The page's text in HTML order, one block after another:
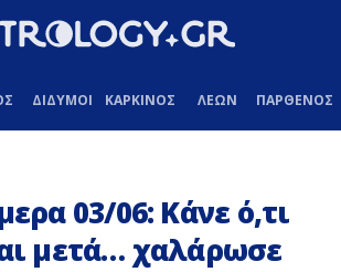
ΔΙΔΥΜΟΙ ΚΑΡΚΙΝΟΣ ΛΕΩΝ ΠΑΡΘΕΝΟΣ
03/06: Κάνε ό,τι
μετά… χαλάρωσε